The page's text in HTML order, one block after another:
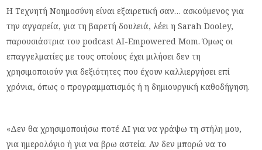
Η Τεχνητή Νοημοσύνη είναι εξαιρετική σαν… ασκούμενος για
την αγγαρεία, για τη βαρετή δουλειά, λέει η Sarah Dooley,
παρουσιάστρια του podcast AI-Empowered Mom. Όμως οι
επαγγελματίες με τους οποίους έχει μιλήσει δεν τη
χρησιμοποιούν για δεξιότητες που έχουν καλλιεργήσει επί
χρόνια, όπως ο προγραμματισμός ή η δημιουργική καθοδήγηση.
«Δεν θα χρησιμοποιήσω ποτέ AI για να γράψω τη στήλη μου,
για ημερολόγιο ή για να βρω αστεία. Αν δεν μπορώ να το